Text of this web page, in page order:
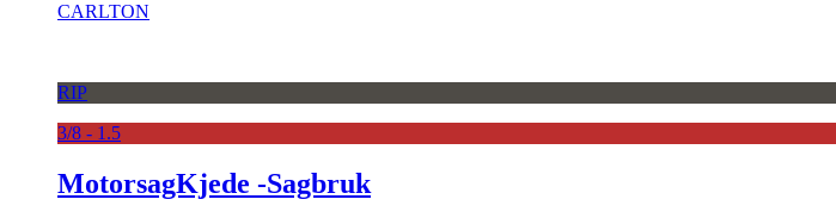
CARLTON
RIP
3/8 - 1.5
MotorsagKjede -Sagbruk